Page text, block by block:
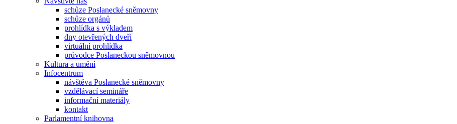
schůze Poslanecké sněmovny
schůze orgánů
prohlídka s výkladem
dny otevřených dveří
virtuální prohlídka
průvodce Poslaneckou sněmovnou
Kultura a umění
Infocentrum
návštěva Poslanecké sněmovny
vzdělávací semináře
informační materiály
kontakt
Parlamentní knihovna